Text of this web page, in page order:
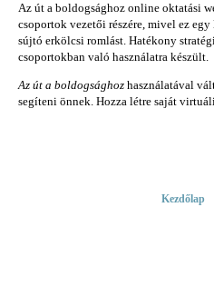
Az út a boldogsághoz online oktatási
csoportok vezetői részére, mivel ez
sújtó erkölcsi romlást. Hatékony
csoportokban való használatra készült.
Az út a boldogsághoz használatával
segíteni önnek. Hozza létre saját
Kezdőlap